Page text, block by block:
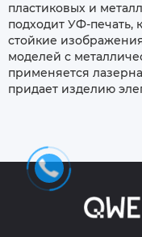
пластиковых и
подходит УФ-печать,
стойкие
моделей с
применяется
придает изделию